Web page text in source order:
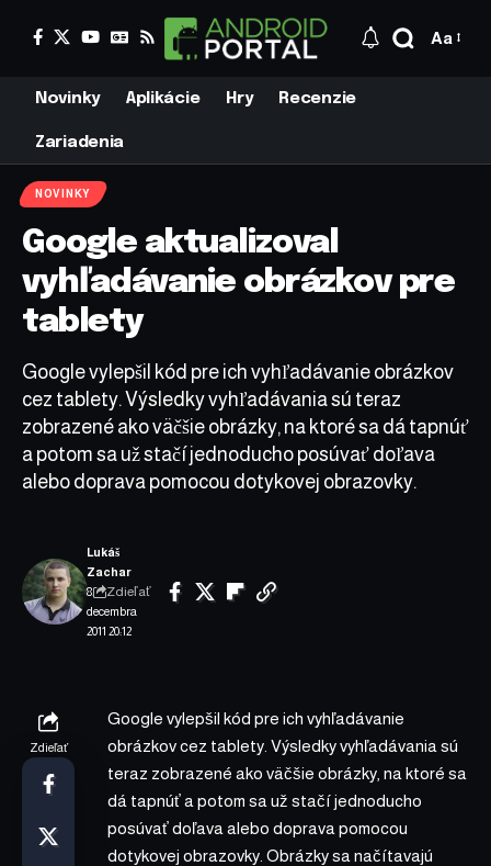
Aa
Novinky Aplikácie Hry Recenzie
Zariadenia
NOVINKY
Google aktualizoval
vyhľadávanie obrázkov pre
tablety
Google vylepšil kód pre ich vyhľadávanie obrázkov
cez tablety. Výsledky vyhľadávania sú teraz
zobrazené ako väčšie obrázky, na ktoré sa dá tapnúť
a potom sa už stačí jednoducho posúvať doľava
alebo doprava pomocou dotykovej obrazovky.
8.
decembra
2011 20:12
Lukáš
Zachar
Zdieľať
Zdieľať
Google vylepšil kód pre ich vyhľadávanie
obrázkov cez tablety. Výsledky vyhľadávania sú
teraz zobrazené ako väčšie obrázky, na ktoré sa
dá tapnúť a potom sa už stačí jednoducho
posúvať doľava alebo doprava pomocou
dotykovej obrazovky. Obrázky sa načítavajú